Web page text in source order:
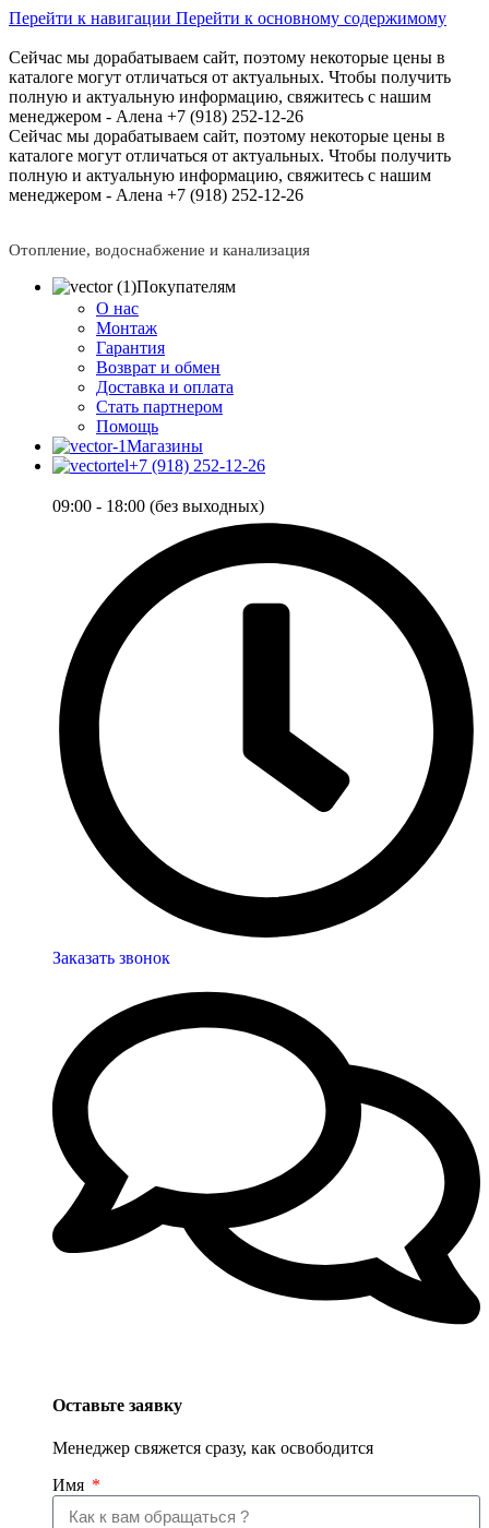
Перейти к навигации Перейти к основному содержимому
Сейчас мы дорабатываем сайт, поэтому некоторые цены в
каталоге могут отличаться от актуальных. Чтобы получить
полную и актуальную информацию, свяжитесь с нашим
менеджером - Алена +7 (918) 252-12-26
Сейчас мы дорабатываем сайт, поэтому некоторые цены в
каталоге могут отличаться от актуальных. Чтобы получить
полную и актуальную информацию, свяжитесь с нашим
менеджером - Алена +7 (918) 252-12-26
Отопление, водоснабжение и канализация
Покупателям
О нас
Монтаж
Гарантия
Возврат и обмен
Доставка и оплата
Стать партнером
Помощь
Магазины
+7 (918) 252-12-26
09:00 - 18:00 (без выходных)
Заказать звонок
Оставьте заявку
Менеджер свяжется сразу, как освободится
Имя